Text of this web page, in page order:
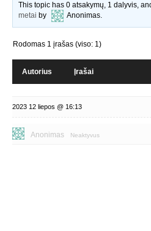
This topic has 0 atsakymų, 1 dalyvis,
metai by Anonimas.
Rodomas 1 įrašas (viso: 1)
Autorius Įrašai
2023 12 liepos @ 16:13
Anonimas Neaktyvus